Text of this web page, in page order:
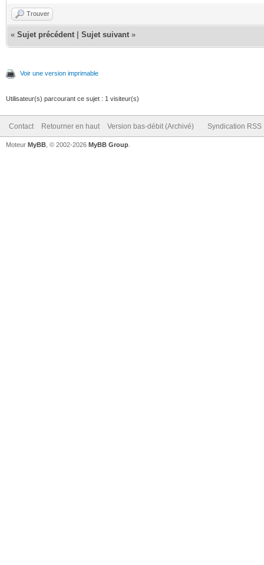
Trouver
« Sujet précédent Sujet suivant »
Voir une version imprimable
Utilisateur(s) parcourant ce sujet : 1 visiteur(s)
Contact Retourner en haut Version bas-débit (Archivé) Syndication RSS
Moteur MyBB , © 2002-2026 MyBB Group